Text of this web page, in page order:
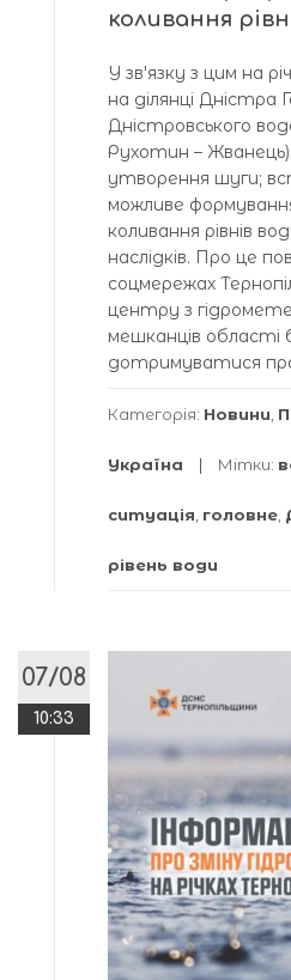
коливання
У звʼязку з цим на
на ділянці Дністра
Дністровського
Рухотин – Жванець)
утворення шуги;
можливе формування
коливання рівнів
наслідків. Про це
соцмережах
центру з
мешканців
дотримуватися
Категорія: Новини
Україна Мітки:
ситуація головне
рівень води
07/08
10:33